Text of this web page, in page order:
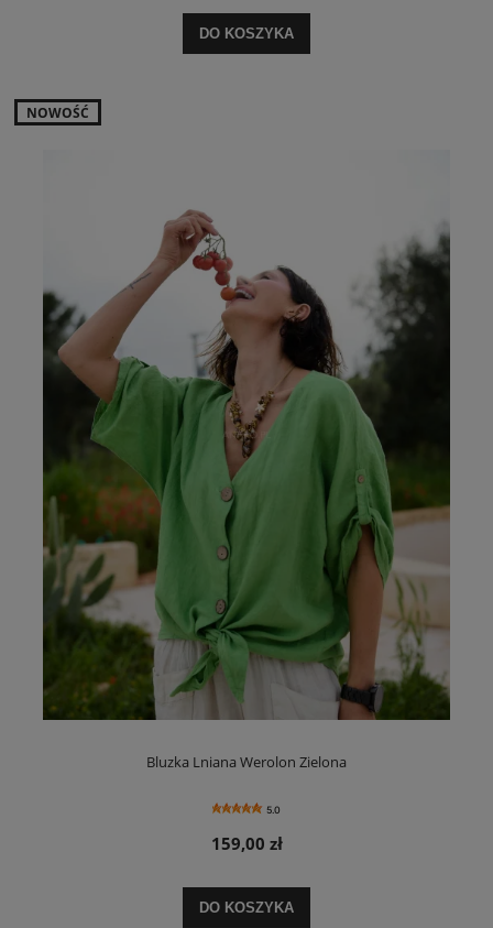
DO KOSZYKA
Bluzka Lniana Werolon Zielona
5.0
159,00 zł
DO KOSZYKA
NOWOŚĆ